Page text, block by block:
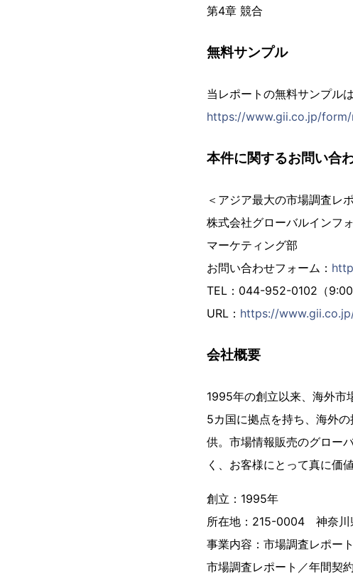
第4章 競合
無料サンプル
当レポートの無料サンプル
https://www.gii.co.jp/
本件に関するお問い合
＜アジア最大の市場調査レ
株式会社グローバルインフ
マーケティング部
お問い合わせフォーム：
TEL：044-952-0102（
URL： https://
会社概要
1995年の創立以来、海外市
5カ国に拠点を持ち、海外
供。市場情報販売のグロー
く、お客様にとって真に価
創立：1995年
所在地：215-0004 神奈川
事業内容：市場調査レポー
市場調査レポート／年間契